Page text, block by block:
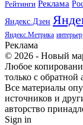
Рейтинги Реклама
Яндекс.Дзен
Яндекс.Метрика интерьер
Реклама
© 2026 - Новый
Любое
только с обратной
Все материалы
источников и
авторство
Sign in